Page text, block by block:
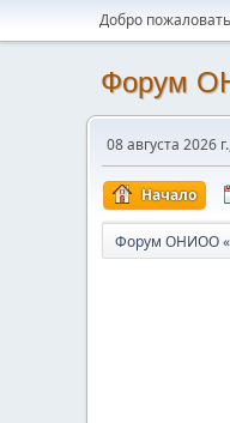
Добро
Форум
08 августа 2026
Начало
Форум ОНИОО